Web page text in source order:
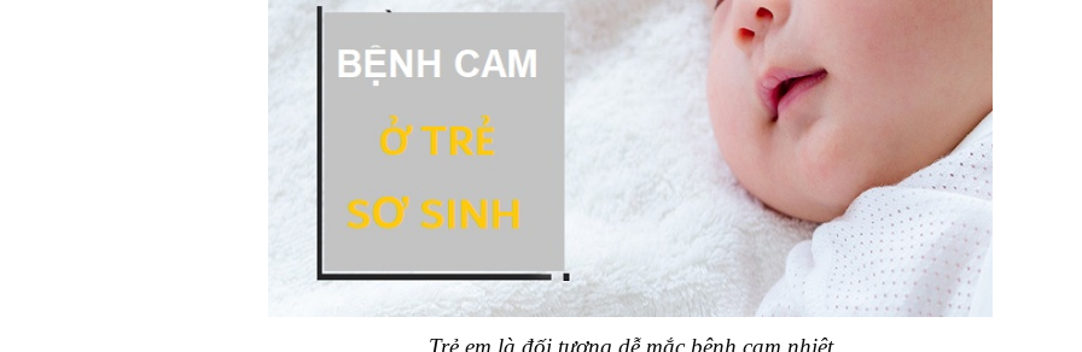
Trẻ em là đối tượng dễ mắc bệnh cam nhiệt